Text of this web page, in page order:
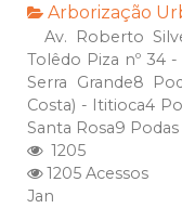
Arborização
Av. Roberto
Tolêdo Piza nº 34
Serra Grande8
Costa) - Ititioca4
Santa Rosa9
1205
1205 Acessos
Jan